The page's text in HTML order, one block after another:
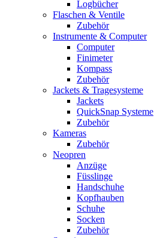
Logbücher
Flaschen & Ventile
Zubehör
Instrumente & Computer
Computer
Finimeter
Kompass
Zubehör
Jackets & Tragesysteme
Jackets
QuickSnap Systeme
Zubehör
Kameras
Zubehör
Neopren
Anzüge
Füsslinge
Handschuhe
Kopfhauben
Schuhe
Socken
Zubehör